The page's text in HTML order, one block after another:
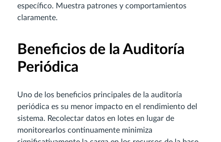
específico. Muestra patrones y comportamientos
claramente.
Beneficios de la Auditoría
Periódica
Uno de los beneficios principales de la auditoría
periódica es su menor impacto en el rendimiento del
sistema. Recolectar datos en lotes en lugar de
monitorearlos continuamente minimiza